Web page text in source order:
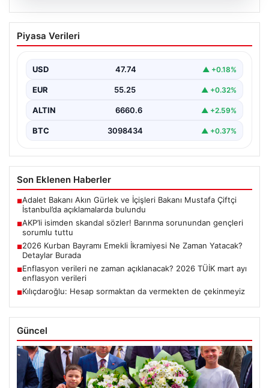
07.08.2026
AKP’li isimden skandal sözler! Barınma
sorunundan gençleri sorumlu tuttu
Sorunu ve Gençlerin Sorumluluğu Üzerine Tartışmalar",
"content":…
Piyasa Verileri
USD 47.74 ▲ +0.18%
EUR 55.25 ▲ +0.32%
ALTIN 6660.6 ▲ +2.59%
BTC 3098434 ▲ +0.37%
Son Eklenen Haberler
■Adalet Bakanı Akın Gürlek ve İçişleri Bakanı Mustafa Çiftçi
İstanbul’da açıklamalarda bulundu
■AKP’li isimden skandal sözler! Barınma sorunundan gençleri
sorumlu tuttu
■2026 Kurban Bayramı Emekli İkramiyesi Ne Zaman Yatacak?
Detaylar Burada
■Enflasyon verileri ne zaman açıklanacak? 2026 TÜİK mart ayı
enflasyon verileri
■Kılıçdaroğlu: Hesap sormaktan da vermekten de çekinmeyiz
Güncel